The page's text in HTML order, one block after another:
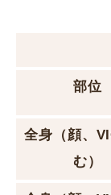
部位
全身 （顔、
む）